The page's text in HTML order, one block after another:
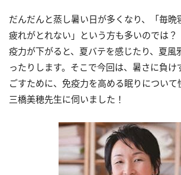
だんだんと蒸し暑い日が多くなり、「毎晩
疲れがとれない」という方も多いのでは
疫力が下がると、夏バテを感じたり、夏風
ったりします。そこで今回は、暑さに負け
ごすために、免疫力を高める眠りについて
三橋美穂先生に伺いました！